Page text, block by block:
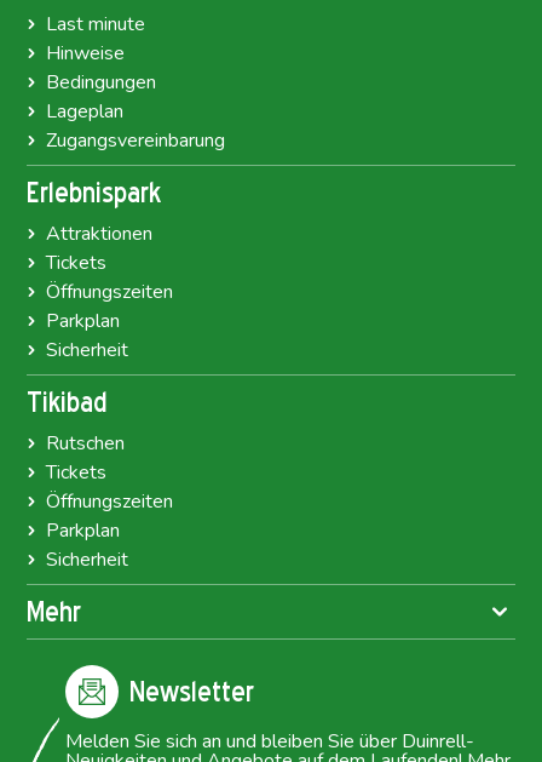
Last minute
Hinweise
Bedingungen
Lageplan
Zugangsvereinbarung
Erlebnispark
Attraktionen
Tickets
Öffnungszeiten
Parkplan
Sicherheit
Tikibad
Rutschen
Tickets
Öffnungszeiten
Parkplan
Sicherheit
Mehr
Newsletter
Melden Sie sich an und bleiben Sie über Duinrell-